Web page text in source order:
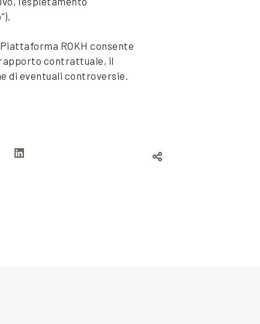
ROKH consente
contrattuale, il
di eventuali controversie.